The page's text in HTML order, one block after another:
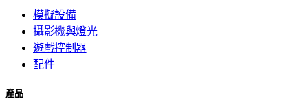
模擬設備
攝影機與燈光
遊戲控制器
配件
產品